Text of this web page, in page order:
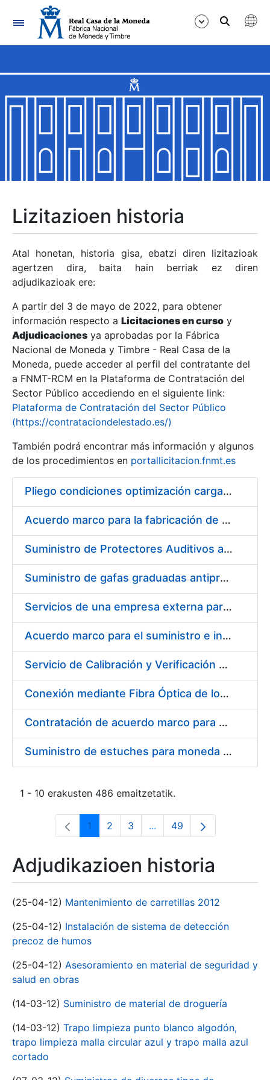
Nabigazioa
Erakutsi/Ezkutatu
Erakutsi/Ezkutatu
Erakutsi/Ezkutatu
Erakutsi/Ezkutatu
Erakutsi/Ezkutatu
Erakutsi/Ezkutatu
Erakutsi/Ezkutatu
Erakutsi/Ezkutatu
Lizitazioen historia
Atal honetan, historia gisa, ebatzi diren lizitazioak
agertzen dira, baita hain berriak ez diren
adjudikazioak ere:
A partir del 3 de mayo de 2022, para obtener
información respecto a Licitaciones en curso y
Adjudicaciones ya aprobadas por la Fábrica
Nacional de Moneda y Timbre - Real Casa de la
Moneda, puede acceder al perfil del contratante del
a FNMT-RCM en la Plataforma de Contratación del
Sector Público accediendo en el siguiente link:
Plataforma de Contratación del Sector Público
(https://contrataciondelestado.es/)
También podrá encontrar más información y algunos
de los procedimientos en portallicitacion.fnmt.es
Pliego condiciones optimización cargas compras firmado
Acuerdo marco para la fabricación de piezas
Suministro de Protectores Auditivos a medida para las personas trabajadoras de los Centros de Trabajo de Madrid y Burgos
Suministro de gafas graduadas antiproyecciones para los trabajadores de la FNMT-RCM en los centros de trabajo de Madrid y Burgos
Servicios de una empresa externa para el asesoramiento y resolución de los recursos de alzada que se presentan relacionados con procesos de selección para la FNMT-RCM
Acuerdo marco para el suministro e instalación de persianas, estores y otros complementos
Servicio de Calibración y Verificación Externa de los Equipos de Medición del Servicio de Prevención de la FNMT-RCM
Conexión mediante Fibra Óptica de los Centros de Proceso de Datos (CPDs) de las sedes de la FNMT-RCM de Burgos y Madrid
Contratación de acuerdo marco para el Suministro de Material de Electricidad para la Fábrica Nacional de Moneda y Timbre-Real Casa de la Moneda en su centro de trabajo de Burgos
Suministro de estuches para moneda de 30 €
1 - 10 erakusten 486 emaitzetatik.
Orrialdea
1 Orrialdea
2 Orrialdea
3 ...Intermediate Pages Use
Orrialdea
49
Adjudikazioen historia
(25-04-12) Mantenimiento de carretillas 2012
(25-04-12) Instalación de sistema de detección
precoz de humos
(25-04-12) Asesoramiento en material de seguridad y
salud en obras
(14-03-12) Suministro de material de droguería
(14-03-12) Trapo limpieza punto blanco algodón,
trapo limpieza malla circular azul y trapo malla azul
cortado